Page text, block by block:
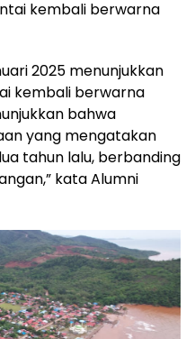
kembali berwarna
2025 menunjukkan
kembali berwarna
bahwa
yang mengatakan
tahun lalu, berbanding
kata Alumni